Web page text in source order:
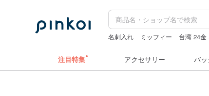
名刺入れ ミッフィー 台湾 24金
注目特集 アクセサリー バ